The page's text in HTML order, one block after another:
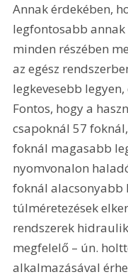
Annak érdekében,
legfontosabb
minden részében
az egész
legkevesebb
Fontos, hogy a
csapoknál 57
foknál magasabb
nyomvonalon
foknál alacsonyabb
túlméretezések
rendszerek
megfelelő – ún.
alkalmazásával